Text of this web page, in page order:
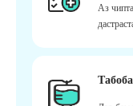
Аз